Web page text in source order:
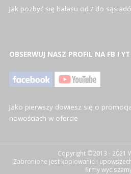
Jak pozbyć się hałasu od / do
OBSERWUJ NASZ PROFIL NA FB I YT
Jako pierwszy dowiesz się o
nowościach w ofercie
Copyright ©2013 - 2021
Zabronione jest kopiowanie i
firmy